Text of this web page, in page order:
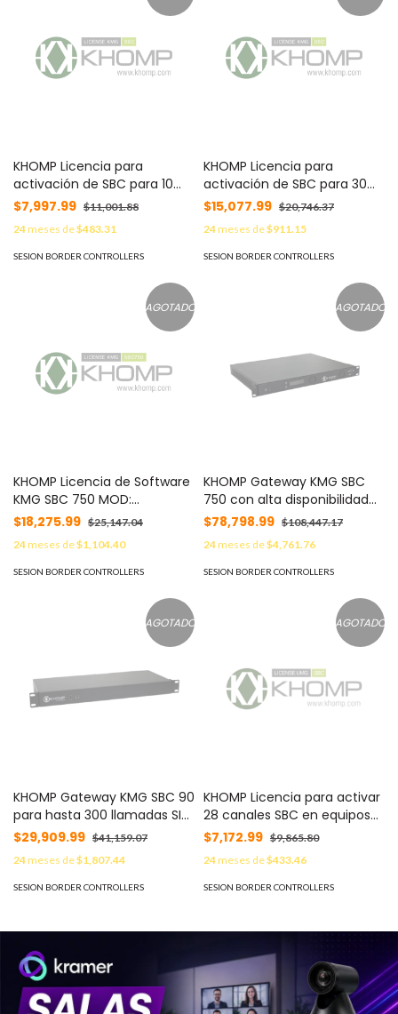
KHOMP Licencia para
activación de SBC para 10
canales VoIP, aplica para
modelos KMG 200 MS, KMG
400 MS y KMG SBC 90 . MOD:
KMG10VOIPSBC
$7,997.99 $11,001.88
24meses de$483.31
SESION BORDER CONTROLLERS
KHOMP Licencia para
activación de SBC para 30
canales VoIP, aplica para
modelos KMG 3200 MS y
KMG SBC 750 MOD:
KMG30VOIPSBC
$15,077.99 $20,746.37
24meses de$911.15
SESION BORDER CONTROLLERS
AGOTADO
KHOMP Licencia de Software
KMG SBC 750 MOD:
KMGLICENSESBC750
$18,275.99 $25,147.04
24meses de$1,104.40
SESION BORDER CONTROLLERS
AGOTADO
KHOMP Gateway KMG SBC
750 con alta disponibilidad
para hasta 2010 llamadas SIP
o hasta 750 con
transcodificación. MOD:
KMGSBC750
$78,798.99 $108,447.17
24meses de$4,761.76
SESION BORDER CONTROLLERS
AGOTADO
KHOMP Gateway KMG SBC 90
para hasta 300 llamadas SIP
o hasta 90 con
transcodificación MOD:
KMGSBC90
$29,909.99 $41,159.07
24meses de$1,807.44
SESION BORDER CONTROLLERS
AGOTADO
KHOMP Licencia para activar
28 canales SBC en equipos
UMG (UMG104,
UMGMODULAR300,
UMGSERVER300X) MOD:
UMG-28-VOIP-SBC
$7,172.99 $9,865.80
24meses de$433.46
SESION BORDER CONTROLLERS